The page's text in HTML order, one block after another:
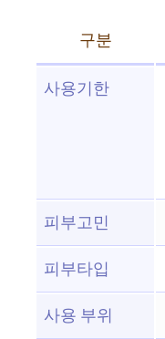
구분
사용기한
피부고민
피부타입
사용 부위